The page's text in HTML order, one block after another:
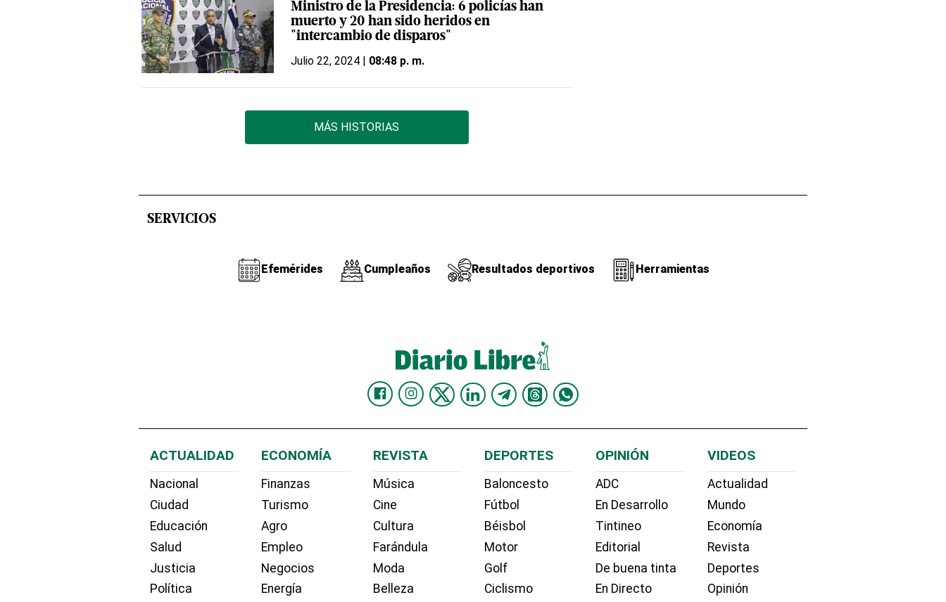
Ministro de la Presidencia: 6 policías han
muerto y 20 han sido heridos en
"intercambio de disparos"
Julio 22, 2024 | 08:48 p. m.
MÁS HISTORIAS
SERVICIOS
Efemérides Cumpleaños Resultados deportivos Herramientas
ACTUALIDAD
Nacional
Ciudad
Educación
Salud
Justicia
Política
ECONOMÍA
Finanzas
Turismo
Agro
Empleo
Negocios
Energía
REVISTA
Música
Cine
Cultura
Farándula
Moda
Belleza
DEPORTES
Baloncesto
Fútbol
Béisbol
Motor
Golf
Ciclismo
OPINIÓN
ADC
En Desarrollo
Tintineo
Editorial
De buena tinta
En Directo
VIDEOS
Actualidad
Mundo
Economía
Revista
Deportes
Opinión